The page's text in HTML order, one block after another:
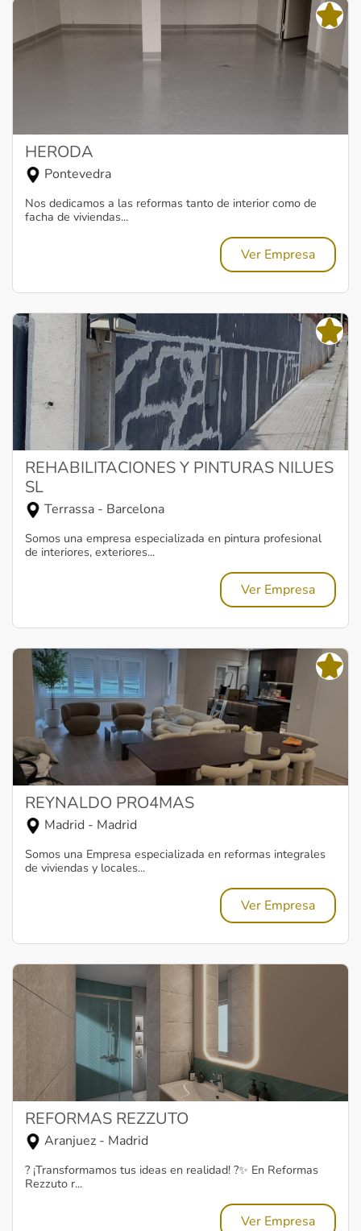
HERODA
Pontevedra
Nos dedicamos a las reformas tanto de interior como de
facha de viviendas...
Ver Empresa
REHABILITACIONES Y PINTURAS NILUES
SL
Terrassa - Barcelona
Somos una empresa especializada en pintura profesional
de interiores, exteriores...
Ver Empresa
REYNALDO PRO4MAS
Madrid - Madrid
Somos una Empresa especializada en reformas integrales
de viviendas y locales...
Ver Empresa
REFORMAS REZZUTO
Aranjuez - Madrid
? ¡Transformamos tus ideas en realidad! ?✨ En Reformas
Rezzuto r...
Ver Empresa